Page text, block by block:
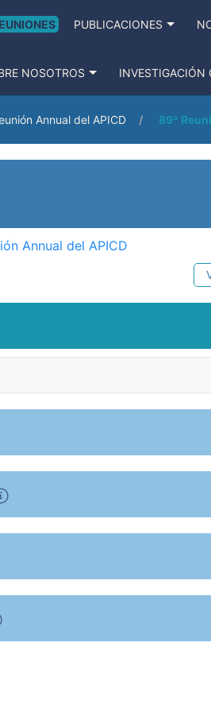
PUBLICACIONES
NOSOTROS INVESTIGACIÓN
Annual del APICD 89ª
Annual del APICD